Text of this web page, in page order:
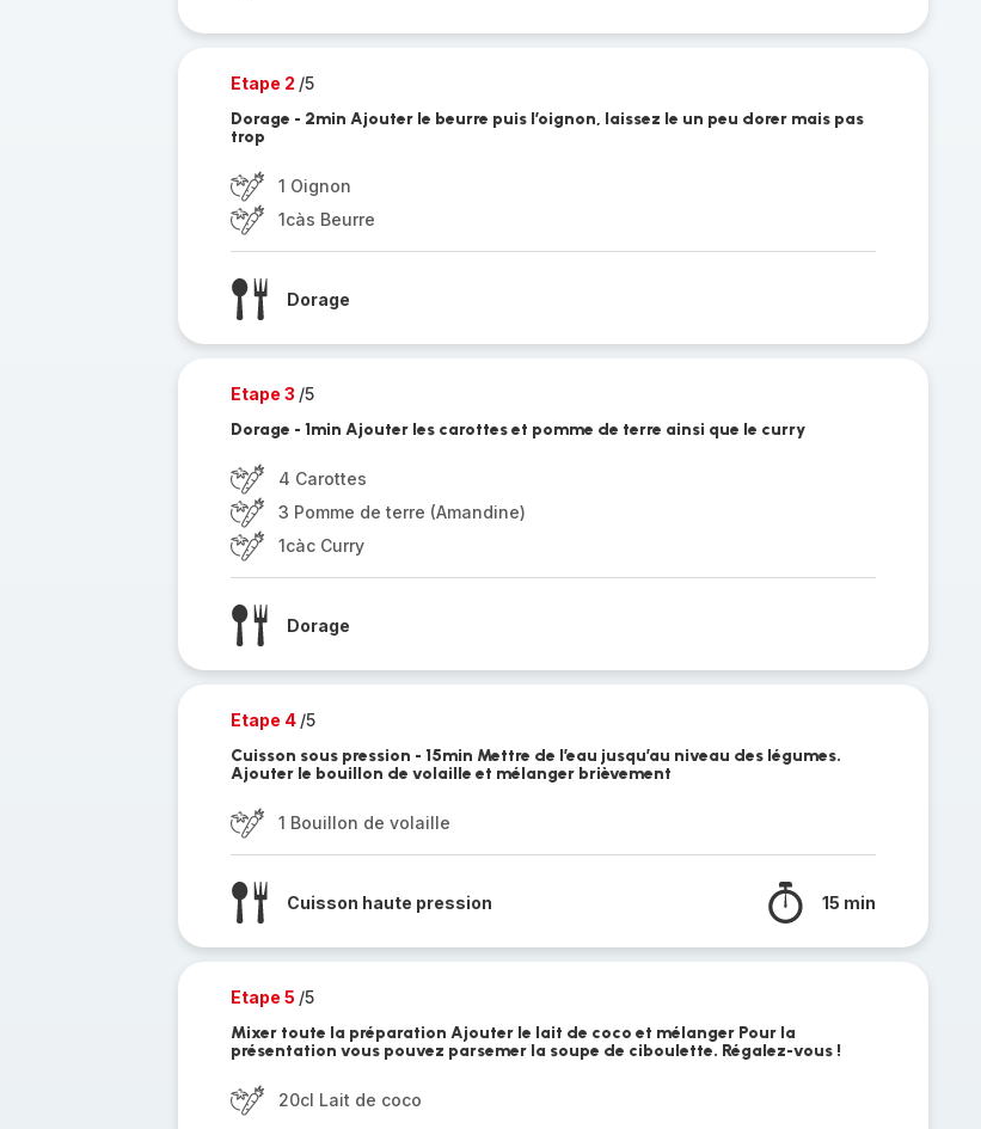
Etape 2 /5
Dorage - 2min Ajouter le beurre puis l’oignon, laissez le un peu dorer mais pas
trop
1 Oignon
1càs Beurre
Dorage
Etape 3 /5
Dorage - 1min Ajouter les carottes et pomme de terre ainsi que le curry
4 Carottes
3 Pomme de terre (Amandine)
1càc Curry
Dorage
Etape 4 /5
Cuisson sous pression - 15min Mettre de l’eau jusqu’au niveau des légumes.
Ajouter le bouillon de volaille et mélanger brièvement
1 Bouillon de volaille
Cuisson haute pression 15 min
Etape 5 /5
Mixer toute la préparation Ajouter le lait de coco et mélanger Pour la
présentation vous pouvez parsemer la soupe de ciboulette. Régalez-vous !
20cl Lait de coco